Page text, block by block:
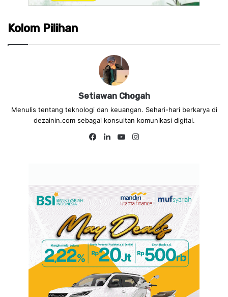
Kolom Pilihan
Setiawan Chogah
Menulis tentang teknologi dan keuangan. Sehari-hari berkarya di
dezainin.com sebagai konsultan komunikasi digital.
Fa
Lin
Yo